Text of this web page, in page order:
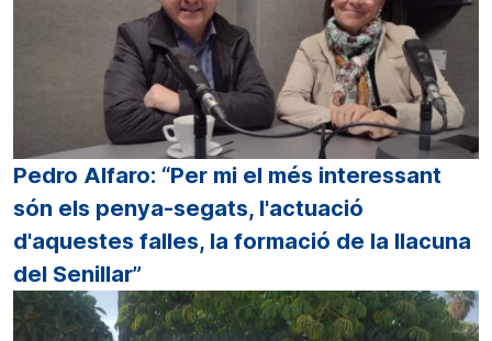
Pedro Alfaro: “Per mi el més interessant
són els penya-segats, l'actuació
d'aquestes falles, la formació de la llacuna
del Senillar”